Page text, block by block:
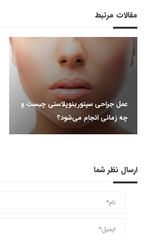
مقالات مرتبط
عمل جراحی سپتورینوپلاستی چیست و
چه زمانی انجام می‌شود؟
ارسال نظر شما